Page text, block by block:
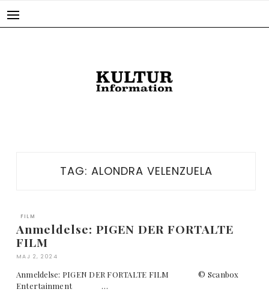
TAG: ALONDRA VELENZUELA
FILM
Anmeldelse: PIGEN DER FORTALTE
FILM
MAJ 2, 2024
Anmeldelse: PIGEN DER FORTALTE FILM © Scanbox
Entertainment …